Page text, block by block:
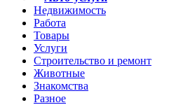
Недвижимость
Работа
Товары
Услуги
Строительство и ремонт
Животные
Знакомства
Разное